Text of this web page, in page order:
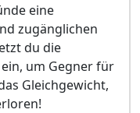
eine
zugänglichen
du die
um Gegner für
Gleichgewicht,